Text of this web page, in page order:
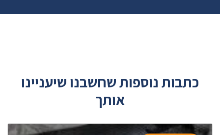
כתבות נוספות שחשבנו שיעניינו
אותך